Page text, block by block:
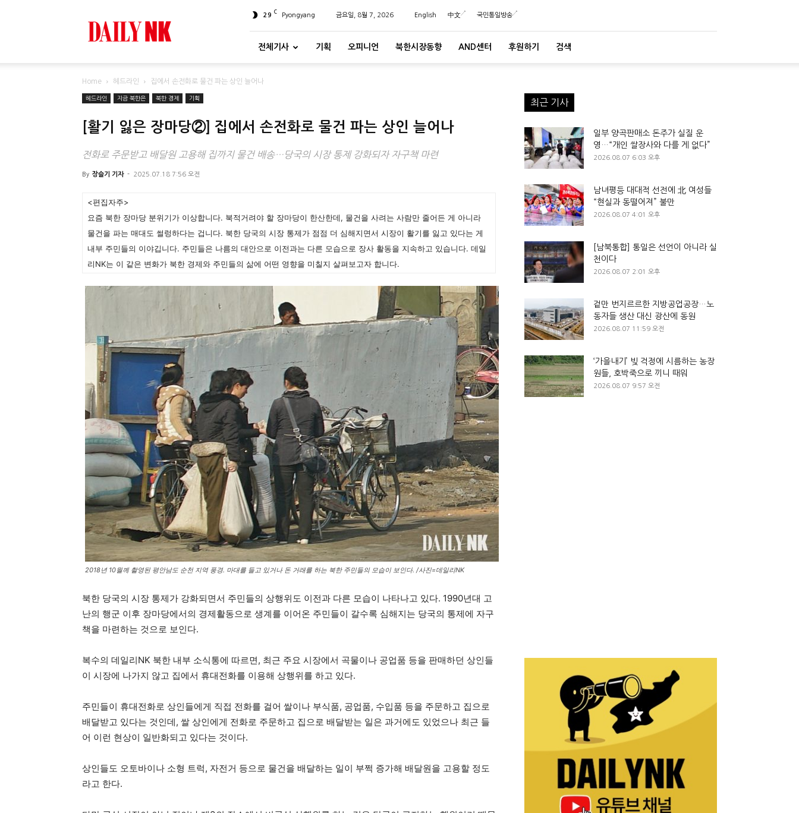
29 C Pyongyang 금요일, 8월 7, 2026 English 中文 국민통일방송
전체기사 기획 오피니언 북한시장동향 AND센터 후원하기 검색
Home 헤드라인 집에서 손전화로 물건 파는 상인 늘어나
헤드라인 지금 북한은 북한 경제 기획
[활기 잃은 장마당②] 집에서 손전화로 물건 파는 상인 늘어나
전화로 주문받고 배달원 고용해 집까지 물건 배송…당국의 시장 통제 강화되자 자구책 마련
By 장슬기 기자 - 2025.07.18 7:56 오전
<편집자주>
요즘 북한 장마당 분위기가 이상합니다. 북적거려야 할 장마당이 한산한데, 물건을 사려는 사람만 줄어든 게 아니라
물건을 파는 매대도 썰렁하다는 겁니다. 북한 당국의 시장 통제가 점점 더 심해지면서 시장이 활기를 잃고 있다는 게
내부 주민들의 이야깁니다. 주민들은 나름의 대안으로 이전과는 다른 모습으로 장사 활동을 지속하고 있습니다. 데일
리NK는 이 같은 변화가 북한 경제와 주민들의 삶에 어떤 영향을 미칠지 살펴보고자 합니다.
2018년 10월께 촬영된 평안남도 순천 지역 풍경. 마대를 들고 있거나 돈 거래를 하는 북한 주민들의 모습이 보인다. /사진=데일리NK
북한 당국의 시장 통제가 강화되면서 주민들의 상행위도 이전과 다른 모습이 나타나고 있다. 1990년대 고
난의 행군 이후 장마당에서의 경제활동으로 생계를 이어온 주민들이 갈수록 심해지는 당국의 통제에 자구
책을 마련하는 것으로 보인다.
복수의 데일리NK 북한 내부 소식통에 따르면, 최근 주요 시장에서 곡물이나 공업품 등을 판매하던 상인들
이 시장에 나가지 않고 집에서 휴대전화를 이용해 상행위를 하고 있다.
주민들이 휴대전화로 상인들에게 직접 전화를 걸어 쌀이나 부식품, 공업품, 수입품 등을 주문하고 집으로
배달받고 있다는 것인데, 쌀 상인에게 전화로 주문하고 집으로 배달받는 일은 과거에도 있었으나 최근 들
어 이런 현상이 일반화되고 있다는 것이다.
상인들도 오토바이나 소형 트럭, 자전거 등으로 물건을 배달하는 일이 부쩍 증가해 배달원을 고용할 정도
라고 한다.
최근 기사
일부 양곡판매소 돈주가 실질 운
영…“개인 쌀장사와 다를 게 없다”
2026.08.07 6:03 오후
남녀평등 대대적 선전에 北 여성들
“현실과 동떨어져” 불만
2026.08.07 4:01 오후
[남북통합] 통일은 선언이 아니라 실
천이다
2026.08.07 2:01 오후
겉만 번지르르한 지방공업공장…노
동자들 생산 대신 광산에 동원
2026.08.07 11:59 오전
‘가을내기’ 빚 걱정에 시름하는 농장
원들, 호박죽으로 끼니 때워
2026.08.07 9:57 오전